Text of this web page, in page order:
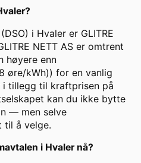
i Hvaler er GLITRE
NETT AS er omtrent
høyere enn
øre/kWh)) for en vanlig
i tillegg til kraftprisen på
kan du ikke bytte
— men selve
til å velge.
i Hvaler nå?